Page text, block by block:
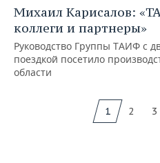
Михаил Карисалов:
коллеги и партнеры»
Руководство Группы ТАИФ с
поездкой посетило
области
1 2 3